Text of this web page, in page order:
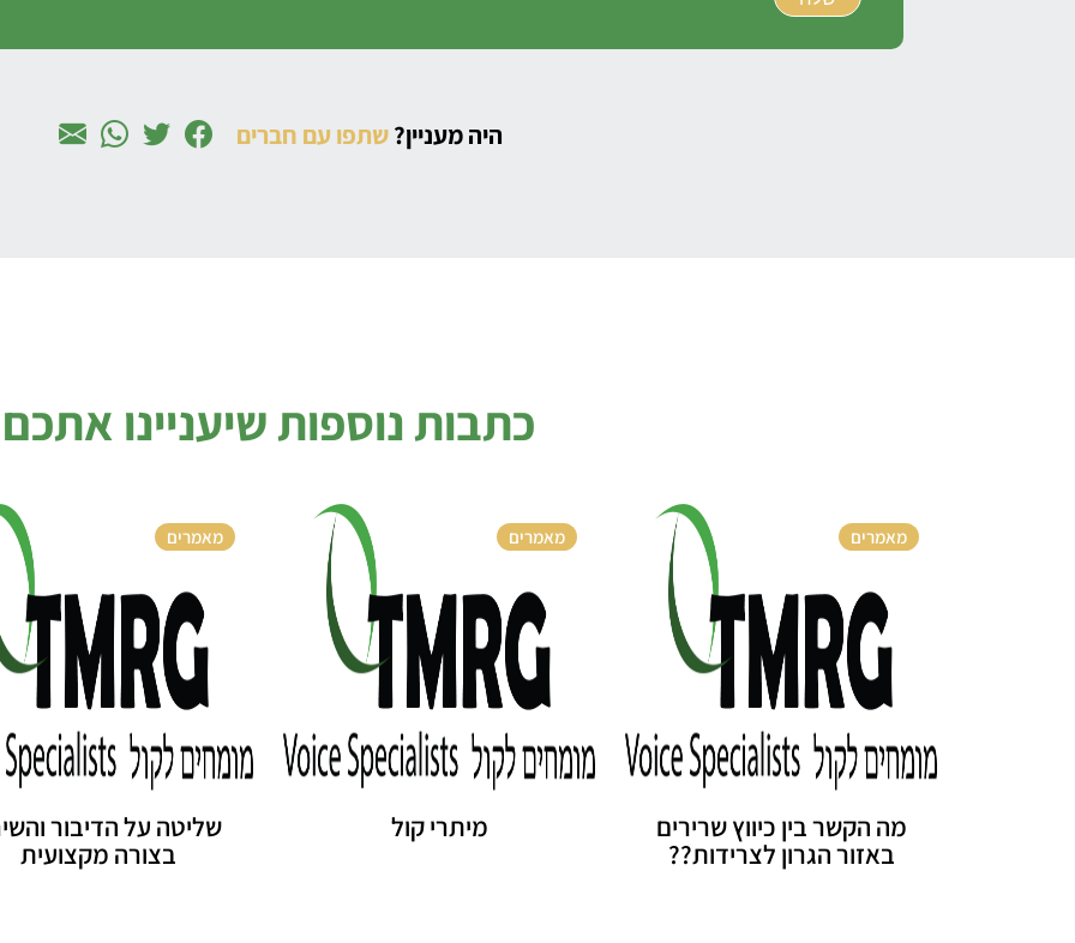
היה מעניין?שתפו עם חברים
כתבות נוספות שיעניינו אתכם
מאמרים
מה הקשר בין כיווץ שרירים
באזור הגרון לצרידות??
מאמרים
מיתרי קול
מאמרים
שליטה על הדיבור
בצורה מקצועית